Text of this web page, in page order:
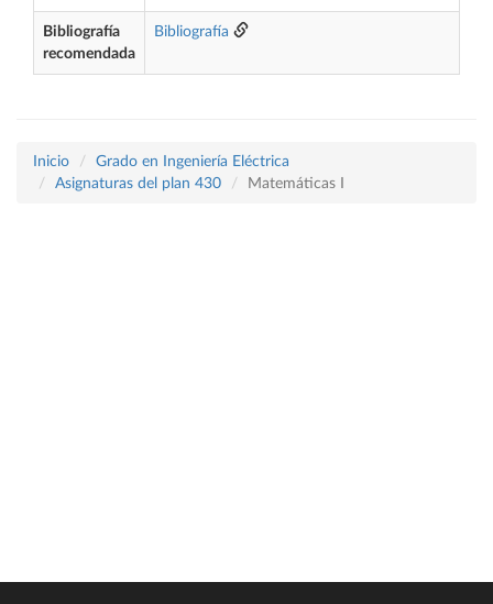
Bibliografía
recomendada
Bibliografía
Inicio
Grado en Ingeniería Eléctrica
Asignaturas del plan 430
Matemáticas I